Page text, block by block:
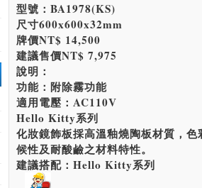
型號：BA1978(KS)
尺寸600x600x32mm
牌價NT$ 14,500
建議售價NT$ 7,975
說明：
功能：附除霧功能
適用電壓：AC110V
Hello Kitty系列
化妝鏡飾板採高溫釉燒陶板材質，
候性及耐酸鹼之材料特性。
建議搭配：Hello Kitty系列